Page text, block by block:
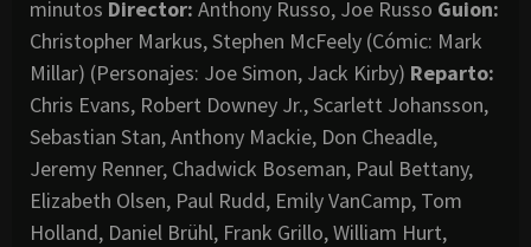
minutos Director: Anthony Russo, Joe Russo Guion:
Christopher Markus, Stephen McFeely (Cómic: Mark
Millar) (Personajes: Joe Simon, Jack Kirby) Reparto:
Chris Evans, Robert Downey Jr., Scarlett Johansson,
Sebastian Stan, Anthony Mackie, Don Cheadle,
Jeremy Renner, Chadwick Boseman, Paul Bettany,
Elizabeth Olsen, Paul Rudd, Emily VanCamp, Tom
Holland, Daniel Brühl, Frank Grillo, William Hurt,